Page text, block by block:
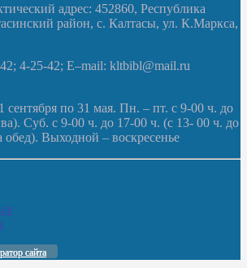
адрес: 452860, Республика
район, с. Калтасы, ул. К.Маркса,
4-25-42; E–mail: kltbibl@mail.ru
по 31 мая. Пн. – пт. с 9-00 ч. до
Суб. с 9-00 ч. до 17-00 ч. (с 13- 00 ч. до
обед). Выходной – воскресенье
сайта